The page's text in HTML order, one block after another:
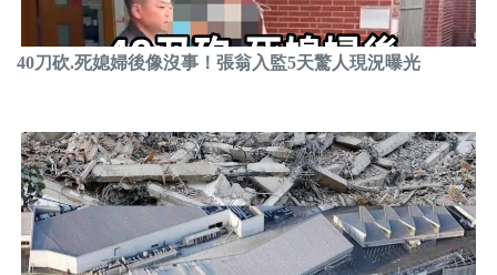
40刀砍.死媳婦後像沒事！張翁入監5天驚人現況曝光